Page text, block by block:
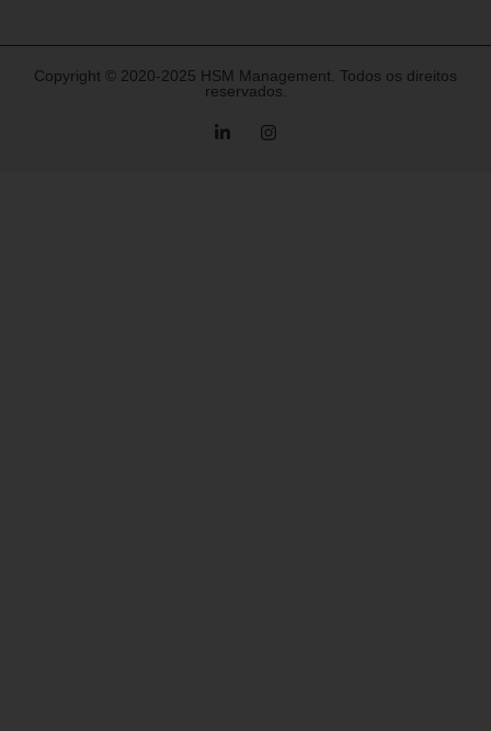
Copyright © 2020-2025 HSM Management. Todos os direitos
reservados.